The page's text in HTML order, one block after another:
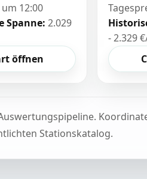
12:00
Spanne: 2.029
öffnen
- 2.329
Stationskatalog.